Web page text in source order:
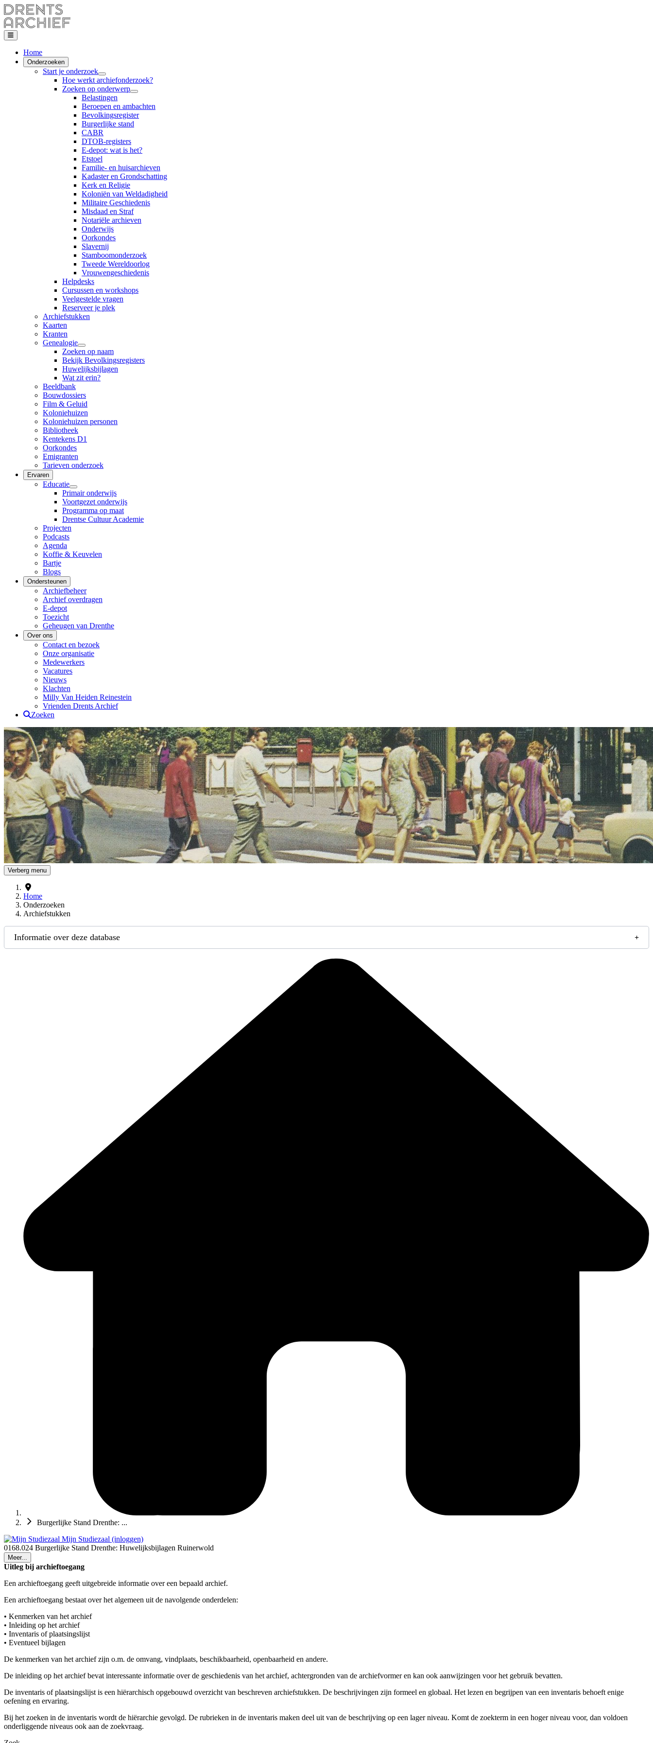
Home
Onderzoeken
Start je onderzoek
Hoe werkt archiefonderzoek?
Zoeken op onderwerp
Belastingen
Beroepen en ambachten
Bevolkingsregister
Burgerlijke stand
CABR
DTOB-registers
E-depot: wat is het?
Etstoel
Familie- en huisarchieven
Kadaster en Grondschatting
Kerk en Religie
Koloniën van Weldadigheid
Militaire Geschiedenis
Misdaad en Straf
Notariële archieven
Onderwijs
Oorkondes
Slavernij
Stamboomonderzoek
Tweede Wereldoorlog
Vrouwengeschiedenis
Helpdesks
Cursussen en workshops
Veelgestelde vragen
Reserveer je plek
Archiefstukken
Kaarten
Kranten
Genealogie
Zoeken op naam
Bekijk Bevolkingsregisters
Huwelijksbijlagen
Wat zit erin?
Beeldbank
Bouwdossiers
Film & Geluid
Koloniehuizen
Koloniehuizen personen
Bibliotheek
Kentekens D1
Oorkondes
Emigranten
Tarieven onderzoek
Ervaren
Educatie
Primair onderwijs
Voortgezet onderwijs
Programma op maat
Drentse Cultuur Academie
Projecten
Podcasts
Agenda
Koffie & Keuvelen
Bartje
Blogs
Ondersteunen
Archiefbeheer
Archief overdragen
E-depot
Toezicht
Geheugen van Drenthe
Over ons
Contact en bezoek
Onze organisatie
Medewerkers
Vacatures
Nieuws
Klachten
Milly Van Heiden Reinestein
Vrienden Drents Archief
Zoeken
Drents Archief
Verberg menu
Home
Onderzoeken
Archiefstukken
Informatie over deze database
Burgerlijke Stand Drenthe: ...
Mijn Studiezaal (inloggen)
0168.024 Burgerlijke Stand Drenthe: Huwelijksbijlagen Ruinerwold
Meer...
Uitleg bij archieftoegang
Een archieftoegang geeft uitgebreide informatie over een bepaald archief.
Een archieftoegang bestaat over het algemeen uit de navolgende onderdelen:
• Kenmerken van het archief
• Inleiding op het archief
• Inventaris of plaatsingslijst
• Eventueel bijlagen
De kenmerken van het archief zijn o.m. de omvang, vindplaats, beschikbaarheid, openbaarheid en andere.
De inleiding op het archief bevat interessante informatie over de geschiedenis van het archief, achtergronden van de archiefvormer en kan ook aanwijzingen voor het gebruik bevatten.
De inventaris of plaatsingslijst is een hiërarchisch opgebouwd overzicht van beschreven archiefstukken. De beschrijvingen zijn formeel en globaal. Het lezen en begrijpen van een inventaris behoeft enige
oefening en ervaring.
Bij het zoeken in de inventaris wordt de hiërarchie gevolgd. De rubrieken in de inventaris maken deel uit van de beschrijving op een lager niveau. Komt de zoekterm in een hoger niveau voor, dan voldoen
onderliggende niveaus ook aan de zoekvraag.